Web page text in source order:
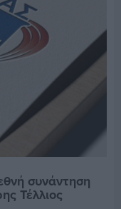
συνάντηση
Τέλλιος